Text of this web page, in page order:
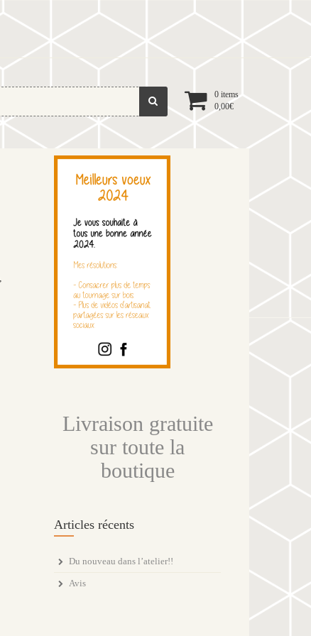
0 items
0,00€
Livraison gratuite
sur toute la
boutique
Articles récents
Du nouveau dans l’atelier!!
Avis